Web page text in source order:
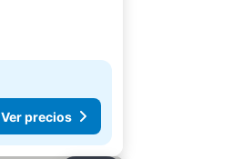
Ver precios